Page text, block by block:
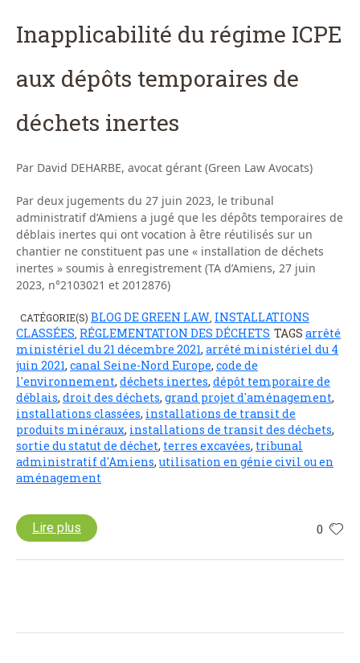
Inapplicabilité du régime ICPE
aux dépôts temporaires de
déchets inertes
Par David DEHARBE, avocat gérant (Green Law Avocats)
Par deux jugements du 27 juin 2023, le tribunal
administratif d’Amiens a jugé que les dépôts temporaires de
déblais inertes qui ont vocation à être réutilisés sur un
chantier ne constituent pas une « installation de déchets
inertes » soumis à enregistrement (TA d’Amiens, 27 juin
2023, n°2103021 et 2012876)
CATÉGORIE(S) BLOG DE GREEN LAW INSTALLATIONS
CLASSÉES RÉGLEMENTATION DES DÉCHETS TAGS arrêté
ministériel du 21 décembre 2021, arrêté ministériel du 4
juin 2021, canal Seine-Nord Europe, code de
l'environnement, déchets inertes, dépôt temporaire de
déblais, droit des déchets, grand projet d'aménagement,
installations classées, installations de transit de
produits minéraux, installations de transit des déchets,
sortie du statut de déchet, terres excavées, tribunal
administratif d'Amiens,utilisation en génie civil ou en
aménagement
0
Lire plus